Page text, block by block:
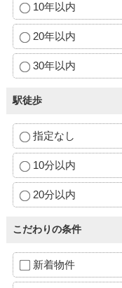
10年以内
20年以内
30年以内
駅徒歩
指定なし
10分以内
20分以内
こだわりの条件
新着物件